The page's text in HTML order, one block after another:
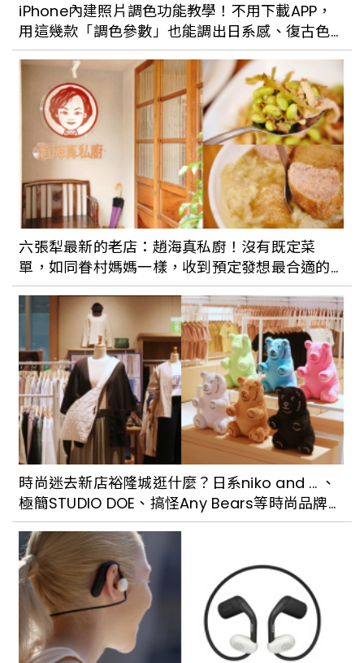
信義誠品「春之綻放」派對3月登場！集結
20間快餐車打造美食市集，還有3位DJ、
9位歌手陪你一起嗨
iPhone內建照片調色功能教學！不用下載APP，
用這幾款「調色參數」也能調出日系感、復古色
調
六張犁最新的老店：趙海真私廚！沒有既定菜
單，如同眷村媽媽一樣，收到預定發想最合適的
眷村菜
時尚迷去新店裕隆城逛什麼？日系niko and ... 、
極簡STUDIO DOE、搞怪Any Bears等時尚品牌推
薦